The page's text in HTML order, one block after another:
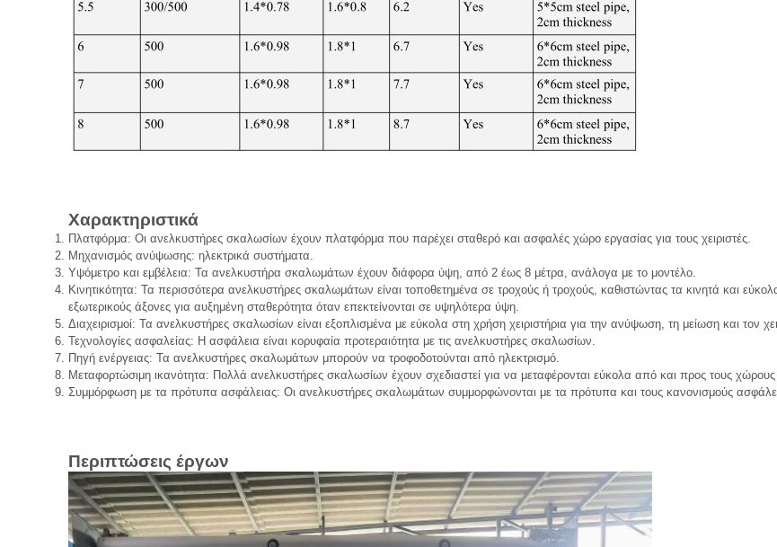
Χαρακτηριστικά
Πλατφόρμα: Οι ανελκυστήρες σκαλωσίων έχουν πλατφόρμα που παρέχει σταθερό και ασφαλές χώρο εργασίας για τους χειριστές.
Μηχανισμός ανύψωσης: ηλεκτρικά συστήματα.
Υψόμετρο και εμβέλεια: Τα ανελκυστήρα σκαλωμάτων έχουν διάφορα ύψη, από 2 έως 8 μέτρα, ανάλογα με το μοντέλο.
Κινητικότητα: Τα περισσότερα ανελκυστήρες σκαλωμάτων είναι τοποθετημένα σε τροχούς ή τροχούς, καθιστώντας τα κινητά και
εξωτερικούς άξονες για αυξημένη σταθερότητα όταν επεκτείνονται σε υψηλότερα ύψη.
Διαχειρισμοί: Τα ανελκυστήρες σκαλωσίων είναι εξοπλισμένα με εύκολα στη χρήση χειριστήρια για την ανύψωση, τη μείωση και τον
Τεχνολογίες ασφαλείας: Η ασφάλεια είναι κορυφαία προτεραιότητα με τις ανελκυστήρες σκαλωσίων.
Πηγή ενέργειας: Τα ανελκυστήρες σκαλωμάτων μπορούν να τροφοδοτούνται από ηλεκτρισμό.
Μεταφορτώσιμη ικανότητα: Πολλά ανελκυστήρες σκαλωσίων έχουν σχεδιαστεί για να μεταφέρονται εύκολα από και προς τους χώρους
Συμμόρφωση με τα πρότυπα ασφάλειας: Οι ανελκυστήρες σκαλωμάτων συμμορφώνονται με τα πρότυπα και τους κανονισμούς
Περιπτώσεις έργων